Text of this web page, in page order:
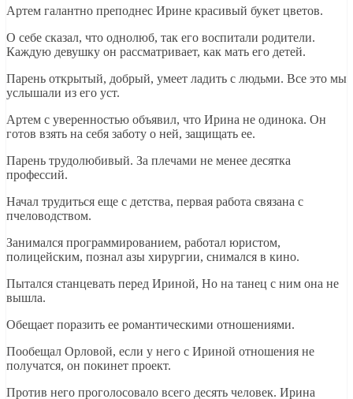
Артем галантно преподнес Ирине красивый букет цветов.
О себе сказал, что однолюб, так его воспитали родители.
Каждую девушку он рассматривает, как мать его детей.
Парень открытый, добрый, умеет ладить с людьми. Все это мы
услышали из его уст.
Артем с уверенностью объявил, что Ирина не одинока. Он
готов взять на себя заботу о ней, защищать ее.
Парень трудолюбивый. За плечами не менее десятка
профессий.
Начал трудиться еще с детства, первая работа связана с
пчеловодством.
Занимался программированием, работал юристом,
полицейским, познал азы хирургии, снимался в кино.
Пытался станцевать перед Ириной, Но на танец с ним она не
вышла.
Обещает поразить ее романтическими отношениями.
Пообещал Орловой, если у него с Ириной отношения не
получатся, он покинет проект.
Против него проголосовало всего десять человек. Ирина